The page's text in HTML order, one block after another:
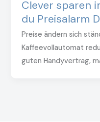
Clever sparen
du Preisalarm
Preise ändern sich
Kaffeevollautomat
guten Handyvertrag,